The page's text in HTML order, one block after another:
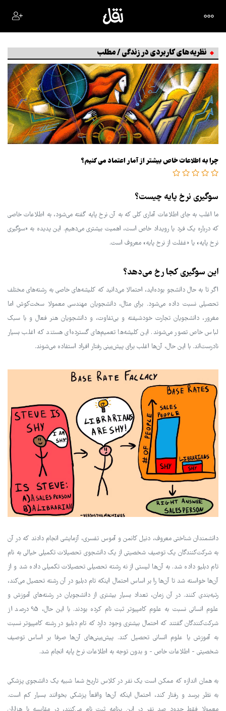
نظریه‌های کاربردی در زندگی / مطلب
چرا به اطلاعات خاص بیشتر از آمار اعتماد می کنیم؟
سوگیری نرخ پایه چیست؟
ما اغلب به جای اطلاعات آماری کلی که به آن نرخ پایه گفته می‌شود، به اطلاعات خاصی
که درباره یک فرد یا رویداد خاص است، اهمیت بیشتری می‌دهیم. این پدیده به «سوگیری
نرخ پایه» یا «غفلت از نرخ پایه» معروف است.
این سوگیری کجا رخ می‌دهد؟
اگر تا به حال دانشجو بوده‌اید، احتمالا می‌دانید که کلیشه‌های خاصی به رشته‌های مختلف
تحصیلی نسبت داده می‌شود. برای مثال، دانشجویان مهندسی معمولا سخت‌کوش اما
مغرور، دانشجویان تجارت خودشیفته و بی‌تفاوت، و دانشجویان هنر فعال و با سبک
لباس خاص تصور می‌شوند. این کلیشه‌ها تعمیم‌های گسترده‌ای هستند که اغلب بسیار
نادرست‌اند. با این حال، آن‌ها اغلب برای پیش‌بینی رفتار افراد استفاده می‌شوند.
دانشمندان شناختی معروف، دنیل کانمن و آموس تفسری، آزمایشی انجام دادند که در آن
به شرکت‌کنندگان یک توصیف شخصیتی از یک دانشجوی تحصیلات تکمیلی خیالی به نام
تام دبلیو داده شد. به آن‌ها لیستی از نه رشته تحصیلی تحصیلات تکمیلی داده شد و از
آن‌ها خواسته شد تا آن‌ها را بر اساس احتمال اینکه تام دبلیو در آن رشته تحصیل می‌کند،
رتبه‌بندی کنند. در آن زمان، تعداد بسیار بیشتری از دانشجویان در رشته‌های آموزش و
علوم انسانی نسبت به علوم کامپیوتر ثبت نام کرده بودند. با این حال، 95 درصد از
شرکت‌کنندگان گفتند که احتمال بیشتری وجود دارد که تام دبلیو در رشته کامپیوتر نسبت
به آموزش یا علوم انسانی تحصیل کند. پیش‌بینی‌های آن‌ها صرفا بر اساس توصیف
شخصیتی - اطلاعات خاص - و بدون توجه به اطلاعات نرخ پایه انجام شد.
به همان اندازه که ممکن است یک نفر در کلاس تاریخ شما شبیه یک دانشجوی پزشکی
به نظر برسد و رفتار کند، احتمال اینکه آن‌ها واقعاً پزشکی بخوانند بسیار کم است.